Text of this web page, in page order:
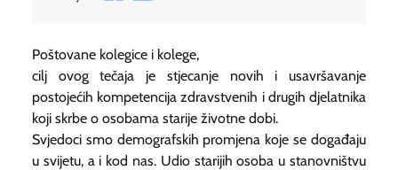
Poštovane kolegice i kolege,
cilj ovog tečaja je stjecanje novih i usavršavanje
postojećih kompetencija zdravstvenih i drugih djelatnika
koji skrbe o osobama starije životne dobi.
Svjedoci smo demografskih promjena koje se događaju
u svijetu, a i kod nas. Udio starijih osoba u stanovništvu